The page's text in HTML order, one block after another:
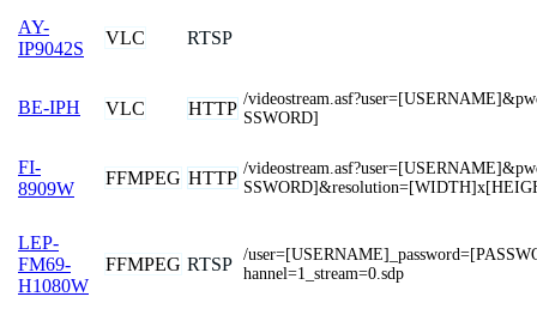
AY-
IP9042S
VLC RTSP
BE-IPH VLC HTTP /
SSWORD]
FI-
8909W
FFMPEG HTTP /
LEP-
FM69-
H1080W
FFMPEG RTSP /
hannel=1_stream=0.sdp